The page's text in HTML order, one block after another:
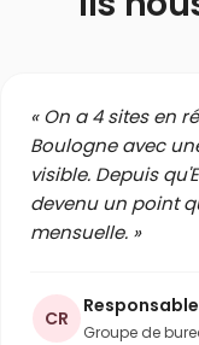
« On a 4 sites en
Boulogne avec
visible. Depuis
devenu un point
mensuelle. »
CR
Groupe de